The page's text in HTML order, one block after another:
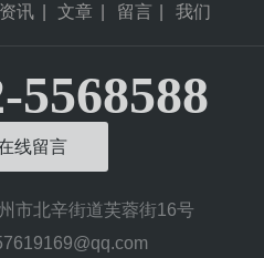
资讯 文章 留言 我们
5568588
线留言
市北辛街道芙蓉街16号